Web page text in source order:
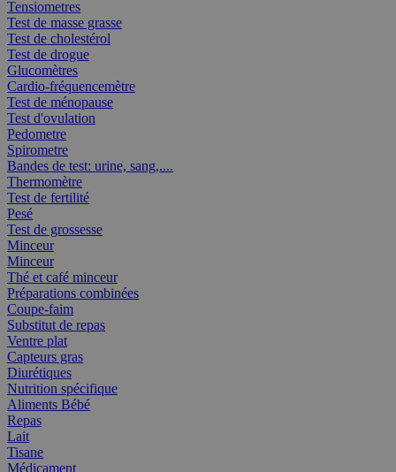
Tensiometres
Test de masse grasse
Test de cholestérol
Test de drogue
Glucomètres
Cardio-fréquencemètre
Test de ménopause
Test d'ovulation
Pedometre
Spirometre
Bandes de test: urine, sang,....
Thermomètre
Test de fertilité
Pesé
Test de grossesse
Minceur
Minceur
Thé et café minceur
Préparations combinées
Coupe-faim
Substitut de repas
Ventre plat
Capteurs gras
Diurétiques
Nutrition spécifique
Aliments Bébé
Repas
Lait
Tisane
Médicament